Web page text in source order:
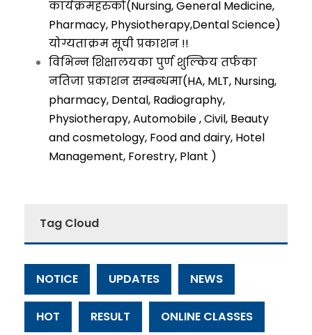
कार्यक्रमहरुको(Nursing, General Medicine,
Pharmacy, Physiotherapy,Dental Science)
योग्यताक्रम सूची प्रकाशन !!
विभिन्न शिक्षालयका पुर्ण शुल्किय तर्फका
नतिजा प्रकाशन सम्बन्धमा(HA, MLT, Nursing,
pharmacy, Dental, Radiography,
Physiotherapy, Automobile , Civil, Beauty
and cosmetology, Food and dairy, Hotel
Management, Forestry, Plant )
Tag Cloud
NOTICE UPDATES NEWS
HOT RESULT ONLINE CLASSES